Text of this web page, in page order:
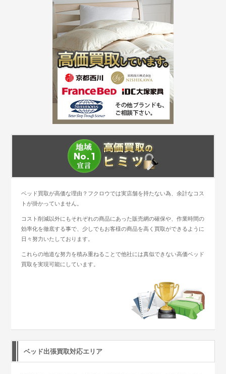
ベッド買取が高価な理由？フクロウでは実店舗を持たない為、余計なコス
トが掛かっていません。
コスト削減以外にもそれぞれの商品にあった販売網の確保や、作業時間の
効率化を徹底する事で、少しでもお客様の商品を高く買取ができるように
日々努力いたしております。
これらの地道な努力を積み重ねることで他社には真似できない高価ベッド
買取を実現可能にしています。
ベッド出張買取対応エリア